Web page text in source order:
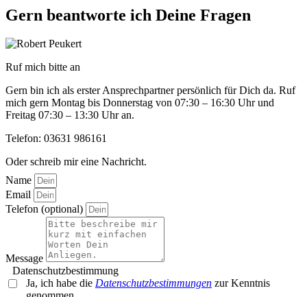
Gern beantworte ich Deine Fragen
Ruf mich bitte an
Gern bin ich als erster Ansprechpartner persönlich fürDich da. Ruf
mich gern Montag bis Donnerstag von 07:30 – 16:30 Uhr und
Freitag 07:30 – 13:30 Uhr an.
Telefon: 03631 986161
Oder schreib mir eine Nachricht.
Name
Email
Telefon (optional)
Message
Datenschutzbestimmung
Ja, ich habe die Datenschutzbestimmungen zur Kenntnis